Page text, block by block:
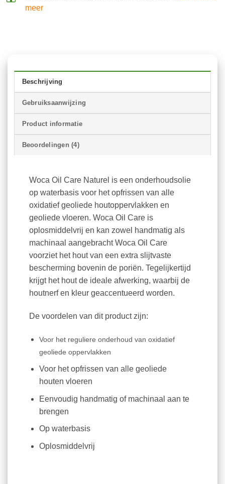
meer
Beschrijving
Gebruiksaanwijzing
Product informatie
Beoordelingen (4)
Woca Oil Care Naturel is een onderhoudsolie
op waterbasis voor het opfrissen van alle
oxidatief geoliede houtoppervlakken en
geoliede vloeren. Woca Oil Care is
oplosmiddelvrij en kan zowel handmatig als
machinaal aangebracht Woca Oil Care
voorziet het hout van een extra slijtvaste
bescherming bovenin de poriën. Tegelijkertijd
krijgt het hout de ideale afwerking, waarbij de
houtnerf en kleur geaccentueerd worden.
De voordelen van dit product zijn:
Voor het reguliere onderhoud van oxidatief
geoliede oppervlakken
Voor het opfrissen van alle geoliede
houten vloeren
Eenvoudig handmatig of machinaal aan te
brengen
Op waterbasis
Oplosmiddelvrij